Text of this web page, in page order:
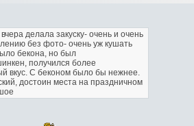
делала закуску- очень и очень
без фото- очень уж кушать
бекона, но был
получился более
вкус. С беконом было бы нежнее.
достоин места на праздничном